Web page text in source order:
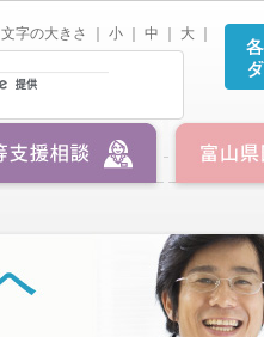
文字の大きさ ｜ 小 中 大